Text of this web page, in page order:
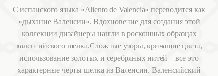
С испанского языка «Aliento de Valencia» переводится как
«дыхание Валенсии». Вдохновение для создания этой
коллекции дизайнеры нашли в роскошных образцах
валенсийского шелка.Сложные узоры, кричащие цвета,
использование золотых и серебряных нитей – все это
характерные черты шелка из Валенсии. Валенсийский